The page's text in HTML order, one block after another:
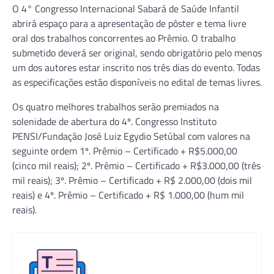
O 4° Congresso Internacional Sabará de Saúde Infantil
abrirá espaço para a apresentação de pôster e tema livre
oral dos trabalhos concorrentes ao Prêmio. O trabalho
submetido deverá ser original, sendo obrigatório pelo menos
um dos autores estar inscrito nos três dias do evento. Todas
as especificações estão disponíveis no edital de temas livres.
Os quatro melhores trabalhos serão premiados na
solenidade de abertura do 4º. Congresso Instituto
PENSI/Fundação José Luiz Egydio Setúbal com valores na
seguinte ordem 1º. Prêmio – Certificado + R$5.000,00
(cinco mil reais); 2º. Prêmio – Certificado + R$3.000,00 (três
mil reais); 3º. Prêmio – Certificado + R$ 2.000,00 (dois mil
reais) e 4º. Prêmio – Certificado + R$ 1.000,00 (hum mil
reais).